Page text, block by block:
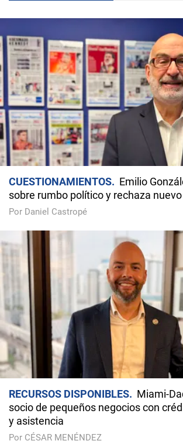
CUESTIONAMIENTOS
Emilio
sobre rumbo político y rechaza
Por Daniel Castropé
RECURSOS DISPONIBLES
Miami-
socio de pequeños negocios con
y asistencia
Por CÉSAR MENÉNDEZ